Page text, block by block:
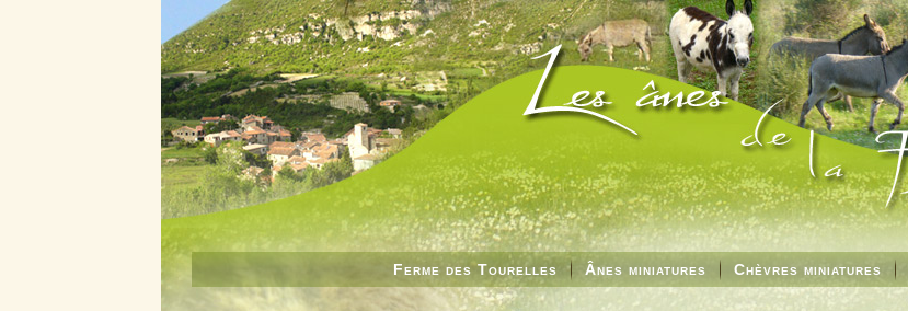
Ferme des Tourelles Ânes miniatures Chèvres miniatures